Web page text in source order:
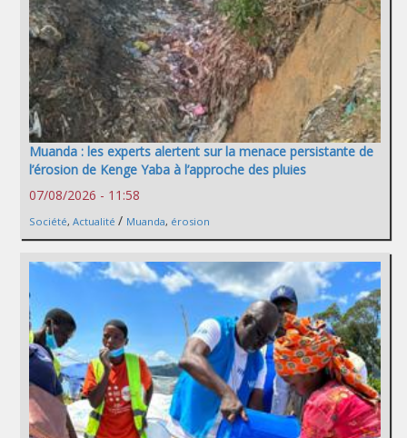
Muanda : les experts alertent sur la menace persistante de
l’érosion de Kenge Yaba à l’approche des pluies
07/08/2026 - 11:58
Société, Actualité / Muanda, érosion